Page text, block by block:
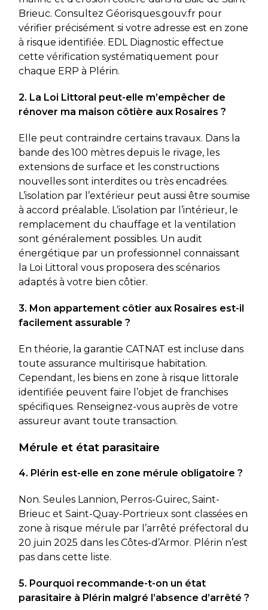
Brieuc. Consultez Géorisques.gouv.fr pour
vérifier précisément si votre adresse est en zone
à risque identifiée. EDL Diagnostic effectue
cette vérification systématiquement pour
chaque ERP à Plérin.
2. La Loi Littoral peut-elle m’empêcher de
rénover ma maison côtière aux Rosaires ?
Elle peut contraindre certains travaux. Dans la
bande des 100 mètres depuis le rivage, les
extensions de surface et les constructions
nouvelles sont interdites ou très encadrées.
L’isolation par l’extérieur peut aussi être soumise
à accord préalable. L’isolation par l’intérieur, le
remplacement du chauffage et la ventilation
sont généralement possibles. Un audit
énergétique par un professionnel connaissant
la Loi Littoral vous proposera des scénarios
adaptés à votre bien côtier.
3. Mon appartement côtier aux Rosaires est-il
facilement assurable ?
En théorie, la garantie CATNAT est incluse dans
toute assurance multirisque habitation.
Cependant, les biens en zone à risque littorale
identifiée peuvent faire l’objet de franchises
spécifiques. Renseignez-vous auprès de votre
assureur avant toute transaction.
Mérule et état parasitaire
4. Plérin est-elle en zone mérule obligatoire ?
Non. Seules Lannion, Perros-Guirec, Saint-
Brieuc et Saint-Quay-Portrieux sont classées en
zone à risque mérule par l’arrêté préfectoral du
20 juin 2025 dans les Côtes-d’Armor. Plérin n’est
pas dans cette liste.
5. Pourquoi recommande-t-on un état
parasitaire à Plérin malgré l’absence d’arrêté ?